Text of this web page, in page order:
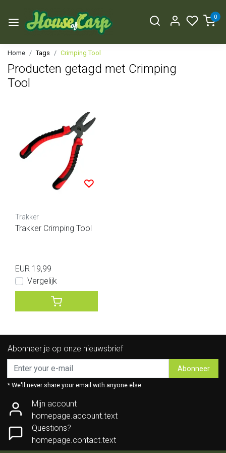
0
Home Tags Crimping Tool
Producten getagd met Crimping
Tool
Trakker
Trakker Crimping Tool
EUR 19,99
Vergelijk
Abonneer je op onze nieuwsbrief
Abonneer
* We'll never share your email with anyone else.
Mijn account
homepage.account.text
Questions?
homepage.contact.text